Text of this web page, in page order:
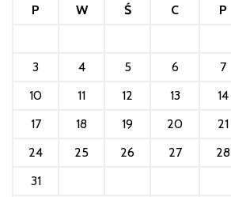
P W Ś C P
3
4 5 6 7
10
11 12 13 14
17
18 19 20 21
24
25 26 27 28
31